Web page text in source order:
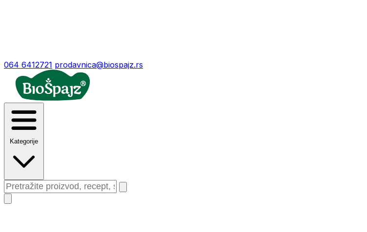
064 6412721 prodavnica@biospajz.rs
Kategorije